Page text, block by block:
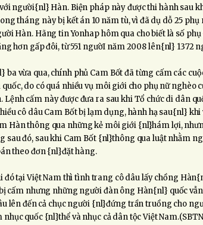
người{nl} Hàn. Biện pháp này được thi hành sau
tháng này bị kết án 10 năm tù, vì đã dụ dỗ 25
Hàn. Hãng tin Yonhap hôm qua cho biết là số
hơn gấp đôi, từ 551 ngườI năm 2008 lên{nl} 1372
ba vừa qua, chính phủ Cam Bốt đã từng cấm các
do có quá nhiều vụ môi giới cho phụ nữ nghèo
Lệnh cấm này được đưa ra sau khi Tổ chức di dân
cô dâu Cam Bốt bị lạm dụng, hành hạ sau{nl}
Hàn thông qua những kẻ môi giới {nl}hám lợi,
sau đó, sau khi Cam Bốt {nl}thông qua luật nhằm
theo đơn {nl}đặt hàng.
đó tại Việt Nam thì tình trang cô dâu lấy chồng
cấm nhưng những người đàn ông Hàn{nl} quốc
lên đến cả chục người {nl}đứng trần truồng cho
nhục quốc {nl}thể và nhục cả dân tộc Việt